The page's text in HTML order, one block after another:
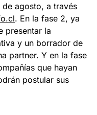
de agosto, a través
. En la fase 2, ya
presentar la
y un borrador de
partner. Y en la fase
que hayan
postular sus